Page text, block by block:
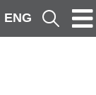
ENG Cerca